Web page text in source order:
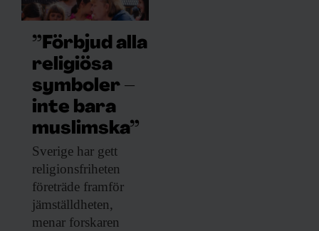
”Förbjud alla
religiösa
symboler –
inte bara
muslimska”
Sverige har gett
religionsfriheten
företräde framför
jämställdheten,
menar forskaren